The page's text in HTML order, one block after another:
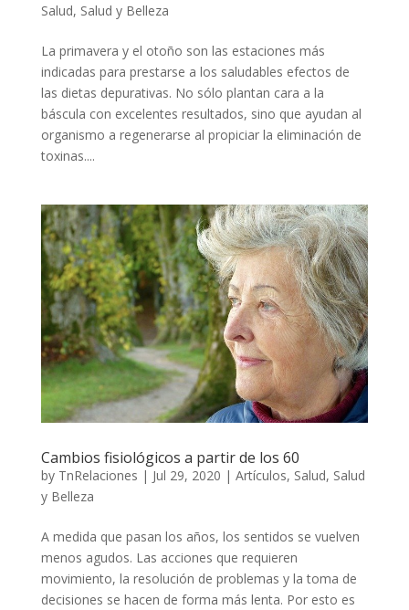
Salud, Salud y Belleza
La primavera y el otoño son las estaciones más
indicadas para prestarse a los saludables efectos de
las dietas depurativas. No sólo plantan cara a la
báscula con excelentes resultados, sino que ayudan al
organismo a regenerarse al propiciar la eliminación de
toxinas....
Cambios fisiológicos a partir de los 60
by TnRelaciones | Jul 29, 2020 | Artículos, Salud, Salud
y Belleza
A medida que pasan los años, los sentidos se vuelven
menos agudos. Las acciones que requieren
movimiento, la resolución de problemas y la toma de
decisiones se hacen de forma más lenta. Por esto es